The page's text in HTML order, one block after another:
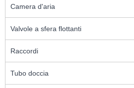
Camera d'aria
Valvole a sfera flottanti
Raccordi
Tubo doccia